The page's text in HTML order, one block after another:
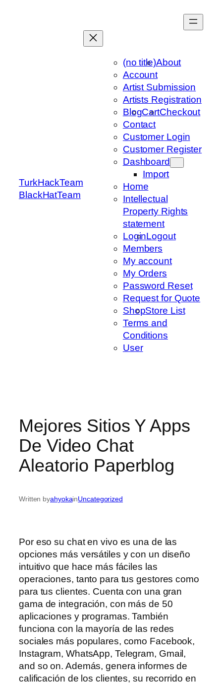
TurkHackTeam
BlackHatTeam
(no title)About
Account
Artist Submission
Artists Registration
BlogCartCheckout
Contact
Customer Login
Customer Register
Dashboard
Import
Home
Intellectual
Property Rights
statement
LoginLogout
Members
My account
My Orders
Password Reset
Request for Quote
ShopStore List
Terms and
Conditions
User
Mejores Sitios Y Apps
De Video Chat
Aleatorio Paperblog
Written byahyokainUncategorized
Por eso su chat en vivo es una de las
opciones más versátiles y con un diseño
intuitivo que hace más fáciles las
operaciones, tanto para tus gestores como
para tus clientes. Cuenta con una gran
gama de integración, con más de 50
aplicaciones y programas. También
funciona con la mayoría de las redes
sociales más populares, como Facebook,
Instagram, WhatsApp, Telegram, Gmail,
and so on. Además, genera informes de
calificación de los clientes, su recorrido en